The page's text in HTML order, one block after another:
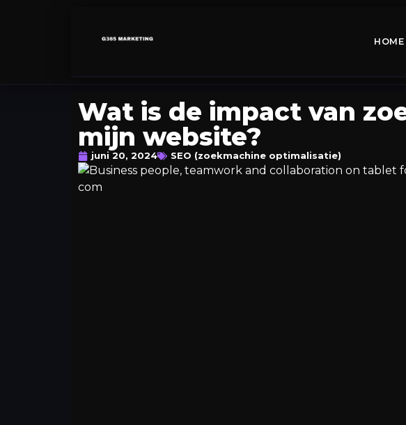
HOME
Wat is de impact van
mijn website?
juni 20, 2024 SEO (zoekmachine optimalisatie)